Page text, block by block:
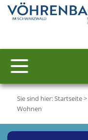
Sie sind hier:Startseite>
Wohnen